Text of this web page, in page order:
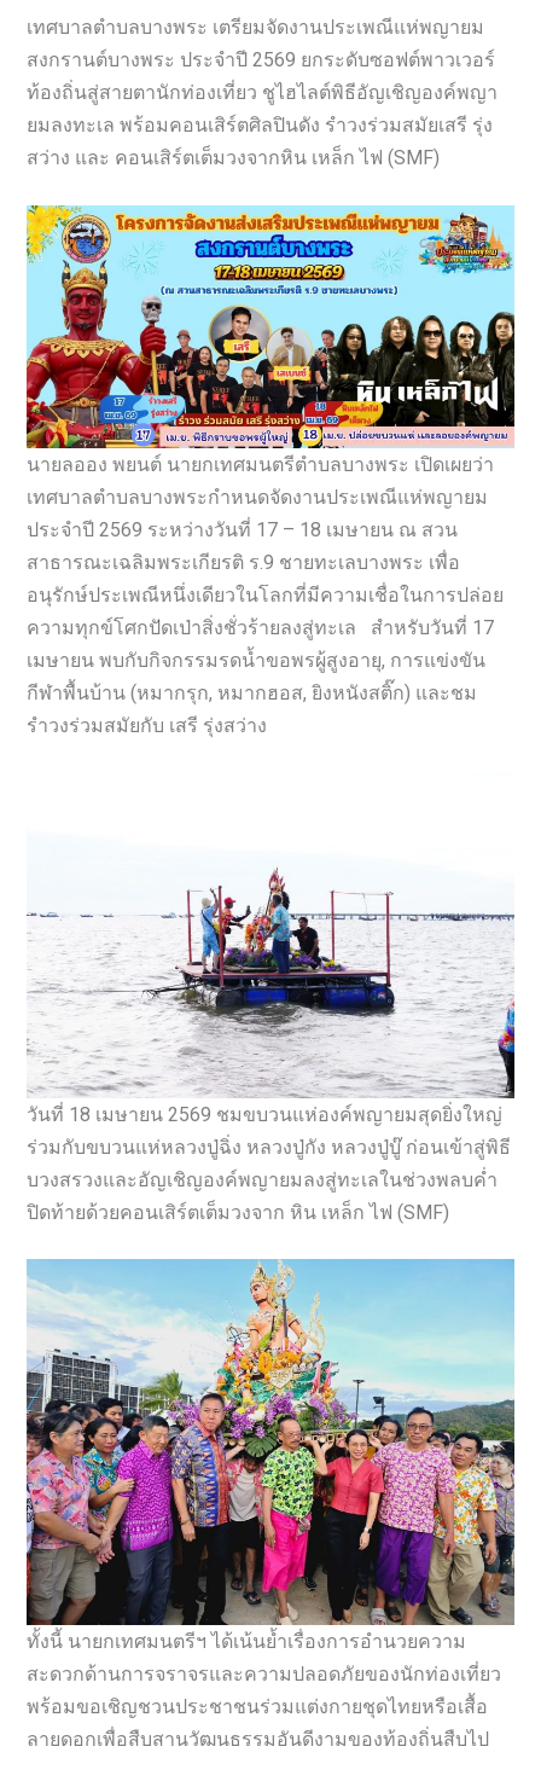
เทศบาลตำบลบางพระ เตรียมจัดงานประเพณีแห่พญายม
สงกรานต์บางพระ ประจำปี 2569 ยกระดับซอฟต์พาวเวอร์
ท้องถิ่นสู่สายตานักท่องเที่ยว ชูไฮไลต์พิธีอัญเชิญองค์พญา
ยมลงทะเล พร้อมคอนเสิร์ตศิลปินดัง รำวงร่วมสมัยเสรี รุ่ง
สว่าง และ คอนเสิร์ตเต็มวงจากหิน เหล็ก ไฟ (SMF)
นายลออง พยนต์ นายกเทศมนตรีตำบลบางพระ เปิดเผยว่า
เทศบาลตำบลบางพระกำหนดจัดงานประเพณีแห่พญายม
ประจำปี 2569 ระหว่างวันที่ 17 – 18 เมษายน ณ สวน
สาธารณะเฉลิมพระเกียรติ ร.9 ชายทะเลบางพระ เพื่อ
อนุรักษ์ประเพณีหนึ่งเดียวในโลกที่มีความเชื่อในการปล่อย
ความทุกข์โศกปัดเป่าสิ่งชั่วร้ายลงสู่ทะเล สำหรับวันที่ 17
เมษายน พบกับกิจกรรมรดน้ำขอพรผู้สูงอายุ, การแข่งขัน
กีฬาพื้นบ้าน (หมากรุก, หมากฮอส, ยิงหนังสติ๊ก) และชม
รำวงร่วมสมัยกับ เสรี รุ่งสว่าง
วันที่ 18 เมษายน 2569 ชมขบวนแห่องค์พญายมสุดยิ่งใหญ่
ร่วมกับขบวนแห่หลวงปู่ฉิ่ง หลวงปู่กัง หลวงปู่บู๊ ก่อนเข้าสู่พิธี
บวงสรวงและอัญเชิญองค์พญายมลงสู่ทะเลในช่วงพลบค่ำ
ปิดท้ายด้วยคอนเสิร์ตเต็มวงจาก หิน เหล็ก ไฟ (SMF)
ทั้งนี้ นายกเทศมนตรีฯ ได้เน้นย้ำเรื่องการอำนวยความ
สะดวกด้านการจราจรและความปลอดภัยของนักท่องเที่ยว
พร้อมขอเชิญชวนประชาชนร่วมแต่งกายชุดไทยหรือเสื้อ
ลายดอกเพื่อสืบสานวัฒนธรรมอันดีงามของท้องถิ่นสืบไป